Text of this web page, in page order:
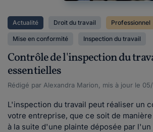
Actualité Droit du travail Professionnel
Mise en conformité Inspection du travail
Contrôle de l'inspection du
essentielles
Rédigé par Alexandra Marion, mis à jour le
L'inspection du travail peut réaliser un
votre entreprise, que ce soit de
à la suite d'une plainte déposée par l'un